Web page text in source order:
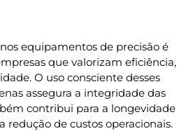
equipamentos de precisão é
que valorizam eficiência,
O uso consciente desses
assegura a integridade das
contribui para a longevidade
redução de custos operacionais.